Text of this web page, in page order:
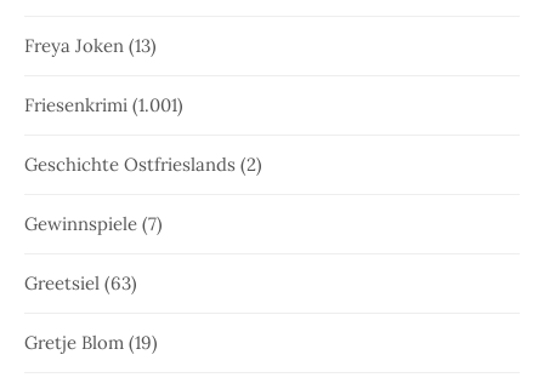
Freya Joken (13)
Friesenkrimi (1.001)
Geschichte Ostfrieslands (2)
Gewinnspiele (7)
Greetsiel (63)
Gretje Blom (19)